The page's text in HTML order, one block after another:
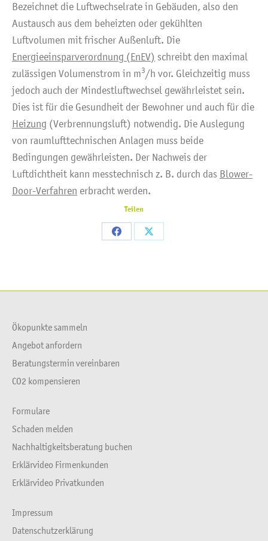
Bezeichnet die Luftwechselrate in Gebäuden, also den
Austausch aus dem beheizten oder gekühlten
Luftvolumen mit frischer Außenluft. Die
Energieeinsparverordnung (EnEV) schreibt den maximal
zulässigen Volumenstrom in m3/h vor. Gleichzeitig muss
jedoch auch der Mindestluftwechsel gewährleistet sein.
Dies ist für die Gesundheit der Bewohner und auch für die
Heizung (Verbrennungsluft) notwendig. Die Auslegung
von raumlufttechnischen Anlagen muss beide
Bedingungen gewährleisten. Der Nachweis der
Luftdichtheit kann messtechnisch z. B. durch das Blower-
Door-Verfahren erbracht werden.
Teilen
Share
Share
Ökopunkte sammeln
Angebot anfordern
Beratungstermin vereinbaren
CO2 kompensieren
Formulare
Schaden melden
Nachhaltigkeitsberatung buchen
Erklärvideo Firmenkunden
Erklärvideo Privatkunden
Impressum
Datenschutzerklärung